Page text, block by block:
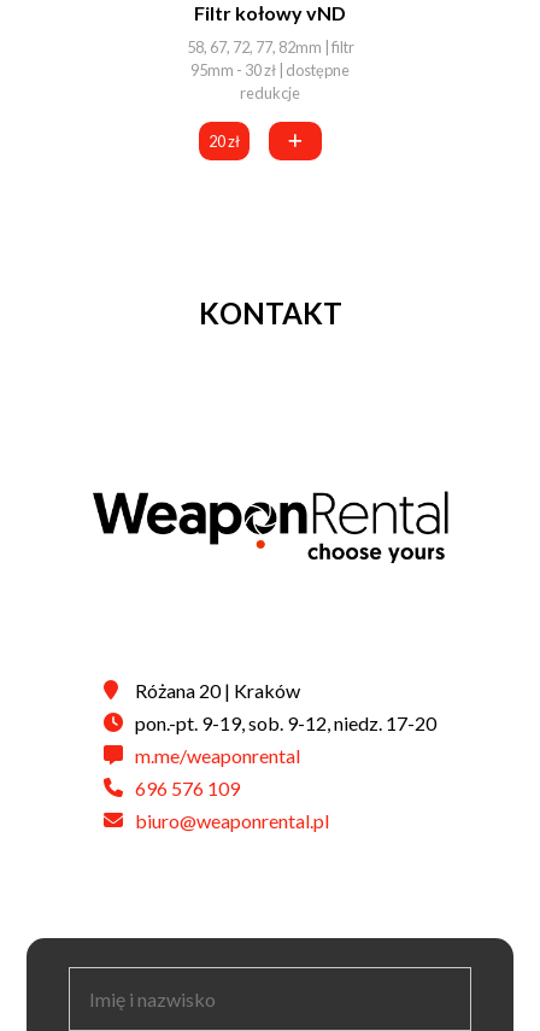
Filtr kołowy vND
58, 67, 72, 77, 82mm | filtr
95mm - 30 zł | dostępne
redukcje
20 zł
KONTAKT
Różana 20 | Kraków
pon.-pt. 9-19, sob. 9-12, niedz. 17-20
m.me/weaponrental
696 576 109
biuro@weaponrental.pl